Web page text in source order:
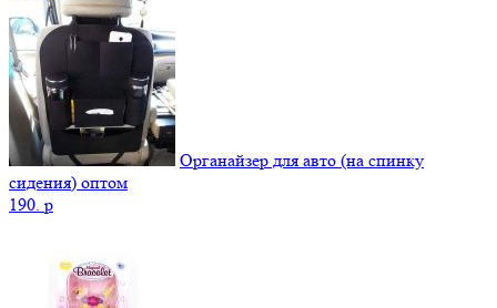
Органайзер для авто (на спинку
сидения) оптом
190. p